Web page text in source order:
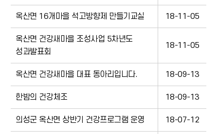
옥산면 16개마을 석고방향제 만들기교실 18-11-05
옥산면 건강새마을 조성사업 5차년도
성과발표회
18-11-05
옥산면 건강새마을 대표 동아리입니다. 18-09-13
한밤의 건강체조 18-09-13
의성군 옥산면 상반기 건강프로그램 운영 18-07-12